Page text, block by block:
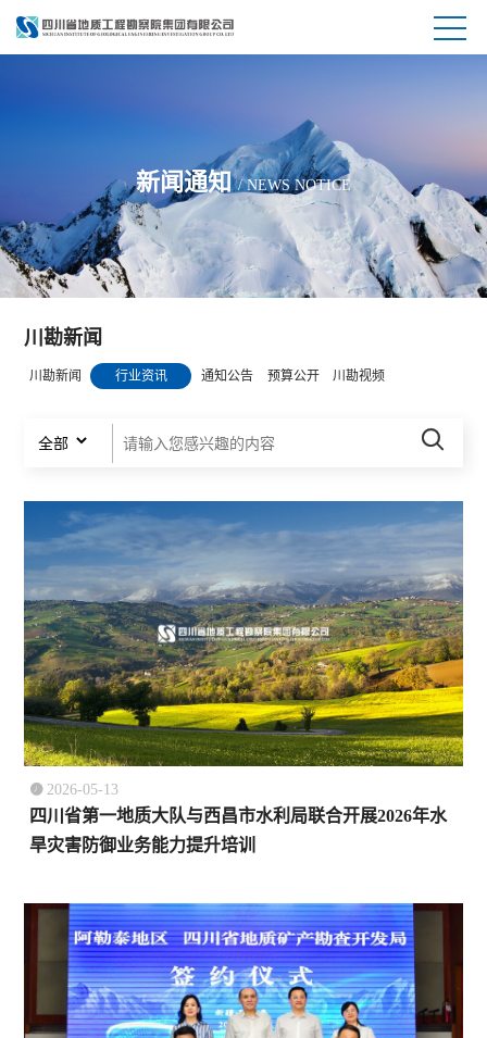
新闻通知/ NEWS NOTICE
川勘新闻
川勘新闻 行业资讯 通知公告 预算公开 川勘视频

 2026-05-13
四川省第一地质大队与西昌市水利局联合开展2026年水
旱灾害防御业务能力提升培训